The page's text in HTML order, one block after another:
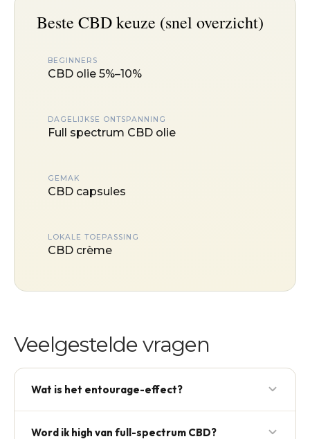
Beste CBD keuze (snel overzicht)
BEGINNERS
CBD olie 5%–10%
DAGELIJKSE ONTSPANNING
Full spectrum CBD olie
GEMAK
CBD capsules
LOKALE TOEPASSING
CBD crème
Veelgestelde vragen
Wat is het entourage-effect?
samen sterker werken dan elk afzonderlijk. CBD +
Word ik high van full-spectrum CBD?